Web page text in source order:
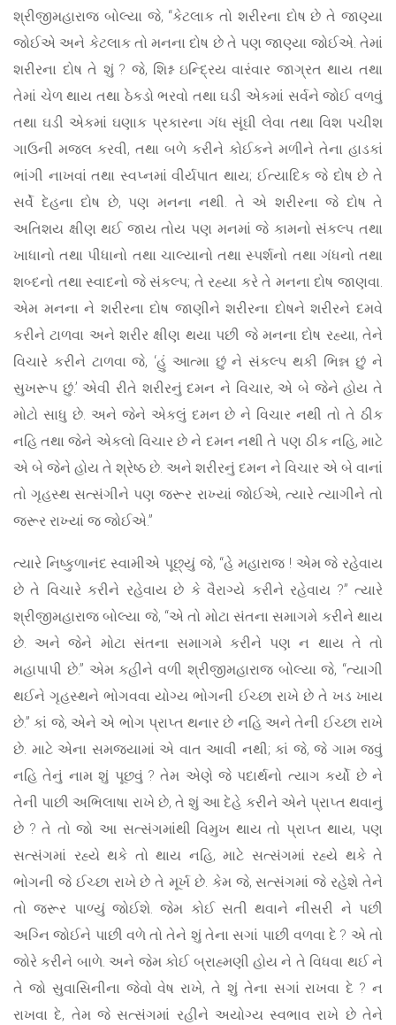
શ્રીજીમહારાજ બોલ્યા જે, “કેટલાક તો શરીરના દોષ છે તે જાણ્યા
જોઈએ અને કેટલાક તો મનના દોષ છે તે પણ જાણ્યા જોઈએ. તેમાં
શરીરના દોષ તે શું ? જે, શિશ્ન ઇન્દ્રિય વારંવાર જાગ્રત થાય તથા
તેમાં ચેળ થાય તથા ઠેકડો ભરવો તથા ઘડી એકમાં સર્વને જોઈ વળવું
તથા ઘડી એકમાં ઘણાક પ્રકારના ગંધ સૂંઘી લેવા તથા વિશ પચીશ
ગાઉની મજલ કરવી, તથા બળે કરીને કોઈકને મળીને તેના હાડકાં
ભાંગી નાખવાં તથા સ્વપ્નમાં વીર્યપાત થાય; ઈત્યાદિક જે દોષ છે તે
સર્વે દેહના દોષ છે, પણ મનના નથી. તે એ શરીરના જે દોષ તે
અતિશય ક્ષીણ થઈ જાય તોય પણ મનમાં જે કામનો સંકલ્પ તથા
ખાધાનો તથા પીધાનો તથા ચાલ્યાનો તથા સ્પર્શનો તથા ગંધનો તથા
શબ્દનો તથા સ્વાદનો જે સંકલ્પ; તે રહ્યા કરે તે મનના દોષ જાણવા.
એમ મનના ને શરીરના દોષ જાણીને શરીરના દોષને શરીરને દમવે
કરીને ટાળવા અને શરીર ક્ષીણ થયા પછી જે મનના દોષ રહ્યા, તેને
વિચારે કરીને ટાળવા જે, ‘હું આત્મા છું ને સંકલ્પ થકી ભિન્ન છું ને
સુખરૂપ છું.’ એવી રીતે શરીરનું દમન ને વિચાર, એ બે જેને હોય તે
મોટો સાધુ છે. અને જેને એકલું દમન છે ને વિચાર નથી તો તે ઠીક
નહિ તથા જેને એકલો વિચાર છે ને દમન નથી તે પણ ઠીક નહિ, માટે
એ બે જેને હોય તે શ્રેષ્ઠ છે. અને શરીરનું દમન ને વિચાર એ બે વાનાં
તો ગૃહસ્થ સત્સંગીને પણ જરૂર રાખ્યાં જોઈએ, ત્યારે ત્યાગીને તો
જરૂર રાખ્યાં જ જોઈએ.”
ત્યારે નિષ્કુળાનંદ સ્વામીએ પૂછ્યું જે, “હે મહારાજ ! એમ જે રહેવાય
છે તે વિચારે કરીને રહેવાય છે કે વૈરાગ્યે કરીને રહેવાય ?” ત્યારે
શ્રીજીમહારાજ બોલ્યા જે, “એ તો મોટા સંતના સમાગમે કરીને થાય
છે. અને જેને મોટા સંતના સમાગમે કરીને પણ ન થાય તે તો
મહાપાપી છે.” એમ કહીને વળી શ્રીજીમહારાજ બોલ્યા જે, “ત્યાગી
થઈને ગૃહસ્થને ભોગવવા યોગ્ય ભોગની ઈચ્છા રાખે છે તે ખડ ખાય
છે.” કાં જે, એને એ ભોગ પ્રાપ્ત થનાર છે નહિ અને તેની ઈચ્છા રાખે
છે. માટે એના સમજ્યામાં એ વાત આવી નથી; કાં જે, જે ગામ જવું
નહિ તેનું નામ શું પૂછવું ? તેમ એણે જે પદાર્થનો ત્યાગ કર્યો છે ને
તેની પાછી અભિલાષા રાખે છે, તે શું આ દેહે કરીને એને પ્રાપ્ત થવાનું
છે ? તે તો જો આ સત્સંગમાંથી વિમુખ થાય તો પ્રાપ્ત થાય, પણ
સત્સંગમાં રહ્યે થકે તો થાય નહિ, માટે સત્સંગમાં રહ્યે થકે તે
ભોગની જે ઈચ્છા રાખે છે તે મૂર્ખ છે. કેમ જે, સત્સંગમાં જે રહેશે તેને
તો જરૂર પાળ્યું જોઈશે. જેમ કોઈ સતી થવાને નીસરી ને પછી
અગ્નિ જોઈને પાછી વળે તો તેને શું તેના સગાં પાછી વળવા દે ? એ તો
જોરે કરીને બાળે. અને જેમ કોઈ બ્રાહ્મણી હોય ને તે વિધવા થઈ ને
તે જો સુવાસિનીના જેવો વેષ રાખે, તે શું તેના સગાં રાખવા દે ? ન
રાખવા દે, તેમ જે સત્સંગમાં રહીને અયોગ્ય સ્વભાવ રાખે છે તેને